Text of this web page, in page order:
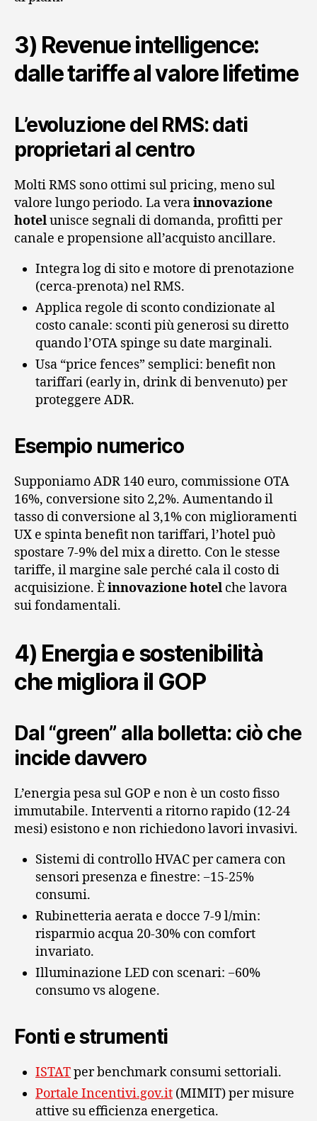
3) Revenue intelligence:
dalle tariffe al valore lifetime
L’evoluzione del RMS: dati
proprietari al centro
Molti RMS sono ottimi sul pricing, meno sul
valore lungo periodo. La verainnovazione
hotelunisce segnali di domanda, profitti per
canale e propensione all’acquisto ancillare.
Integra log di sito e motore di prenotazione
(cerca‑prenota) nel RMS.
Applica regole di sconto condizionate al
costo canale: sconti più generosi su diretto
quando l’OTA spinge su date marginali.
Usa “price fences” semplici: benefit non
tariffari (early in, drink di benvenuto) per
proteggere ADR.
Esempio numerico
Supponiamo ADR 140 euro, commissione OTA
16%, conversione sito 2,2%. Aumentando il
tasso di conversione al 3,1% con miglioramenti
UX e spinta benefit non tariffari, l’hotel può
spostare 7‑9% del mix a diretto. Con le stesse
tariffe, il margine sale perché cala il costo di
acquisizione. Èinnovazione hotel che lavora
sui fondamentali.
4) Energia e sostenibilità
che migliora il GOP
Dal “green” alla bolletta: ciò che
incide davvero
L’energia pesa sul GOP e non è un costo fisso
immutabile. Interventi a ritorno rapido (12‑24
mesi) esistono e non richiedono lavori invasivi.
Sistemi di controllo HVAC per camera con
sensori presenza e finestre: −15‑25%
consumi.
Rubinetteria aerata e docce 7‑9 l/min:
risparmio acqua 20‑30% con comfort
invariato.
Illuminazione LED con scenari: −60%
consumo vs alogene.
Fonti e strumenti
ISTATper benchmark consumi settoriali.
Portale Incentivi.gov.it (MIMIT) per misure
attive su efficienza energetica.